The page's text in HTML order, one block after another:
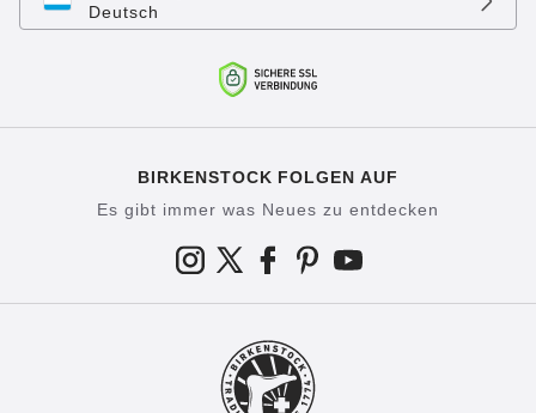
Deutsch
BIRKENSTOCK FOLGEN AUF
Es gibt immer was Neues zu entdecken